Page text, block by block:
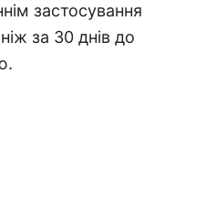
застосування
за 30 днів до